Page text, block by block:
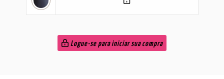
Logue-se para iniciar sua compra